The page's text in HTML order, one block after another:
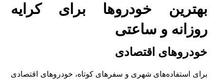
بهترین خودروها برای کرایه
روزانه و ساعتی
خودروهای اقتصادی
برای استفاده‌های شهری و سفرهای کوتاه، خودروهای اقتصادی